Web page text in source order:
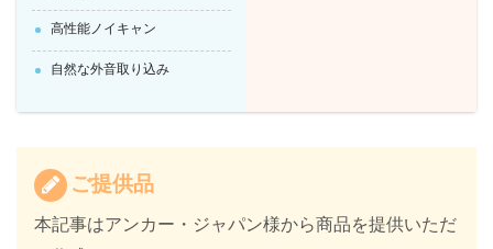
高性能ノイキャン
自然な外音取り込み
ご提供品
本記事はアンカー・ジャパン様から商品を提供いただ